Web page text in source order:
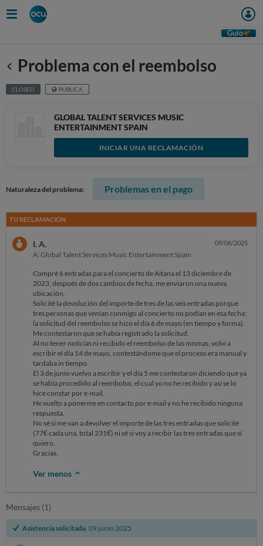
Guio
Anterior
Problema con el reembolso
CLOSED PÚBLICA
GLOBAL TALENT SERVICES MUSIC
ENTERTAINMENT SPAIN
INICIAR UNA RECLAMACIÓN
Naturaleza del problema: Problemas en el pago
TU RECLAMACIÓN
I. A.
A: Global Talent Services Music Entertainment Spain
09/06/2025
Compré 6 entradas para el concierto de Aitana el 13 diciembre de
2023, después de dos cambios de fecha, me enviaron una nueva
ubicación.
Solicité la devolución del importe de tres de las seis entradas porque
tres personas que venían conmigo al concierto no podían en esa fecha;
la solicitud del reembolso se hizo el día 6 de mayo (en tiempo y forma).
Me contestaron que se había registrado la solicitud.
Al no tener noticias ni recibido el reembolso de las mismas, volví a
escribir el día 14 de mayo, contestándome que el proceso era manual y
tardaba in tiempo.
El 3 de junio vuelvo a escribir y el día 5 me contestaron diciendo que ya
se había procedido al reembolso, el cual yo no he recibido y así se lo
hice constar por e-mail.
He vuelto a ponerme en contacto por e-mail y no he recibido ninguna
respuesta.
No sé si me van a devolver el importe de las tres entradas que solicité
(77€ cada una, total 231€) ni sé si voy a recibir las tres entradas que sí
quiero.
Gracias.
Ver menos
Mensajes (1)
Asistencia solicitada 09 junio 2025